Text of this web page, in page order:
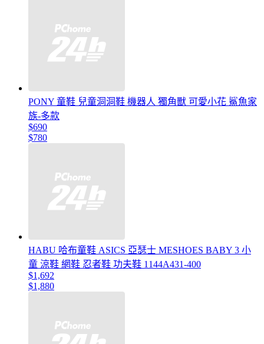
PONY 童鞋 兒童洞洞鞋 機器人 獨角獸 可愛小花 鯊魚家
族-多款
$690
$780
HABU 哈布童鞋 ASICS 亞瑟士 MESHOES BABY 3 小
童 涼鞋 網鞋 忍者鞋 功夫鞋 1144A431-400
$1,692
$1,880